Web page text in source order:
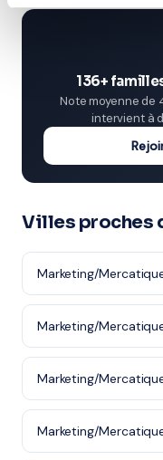
136+
Note moyenne de
intervient à
Villes proches
Marketing/
Marketing/
Marketing/
Marketing/